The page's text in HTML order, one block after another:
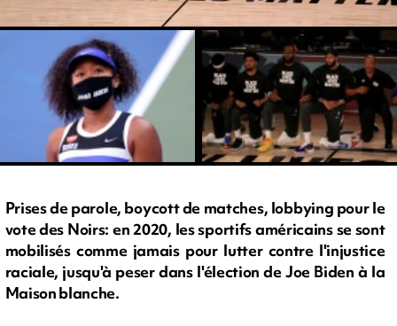
Prises de parole, boycott de matches, lobbying pour le
vote des Noirs: en 2020, les sportifs américains se sont
mobilisés comme jamais pour lutter contre l'injustice
raciale, jusqu'à peser dans l'élection de Joe Biden à la
Maison blanche.